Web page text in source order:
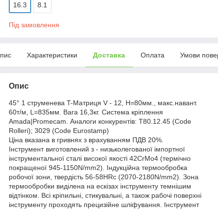
16.3 8.1
Під замовлення
Характеристики Доставка Оплата Умови
Опис
45° 1 струменева T-Матриця V - 12, H=80мм., макс.навант.
60т/м, L=835мм. Вага 16,3кг. Система кріплення
Amada|Promecam. Аналоги конкурентів: T80.12.45 (Code
Rolleri); 3029 (Code Eurostamp)
Ціна вказана в гривнях з врахуванням ПДВ 20%.
Інструмент виготовлений з - низьколегованої імпортної
інструментальної сталі високої якості 42CrMo4 (термічно
покращеної 945-1150N/mm2). Індукційна термообробка
робочої зони, твердість 56-58HRc (2070-2180N/mm2). Зона
термообробки виділена на ескізах інструменту темнішим
відтінком. Всі кріпильні, стикувальні, а також рабочі поверхні
інструменту проходять прецизійне шліфування. Інструмент